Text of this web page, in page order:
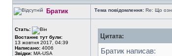
Братик Тема повідомлення: Re: Що
Стать:
Востаннє тут були:
13 жовтня 2017, 04:39
Написано: 4006
Звідки: MA-USA
Цитата:
Братик написав: